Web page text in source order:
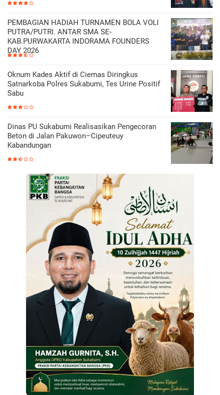
PEMBAGIAN HADIAH TURNAMEN BOLA VOLI
PUTRA/PUTRI. ANTAR SMA SE-
KAB.PURWAKARTA INDORAMA FOUNDERS
DAY 2026
Oknum Kades Aktif di Ciemas Diringkus
Satnarkoba Polres Sukabumi, Tes Urine Positif
Sabu
Dinas PU Sukabumi Realisasikan Pengecoran
Beton di Jalan Pakuwon–Cipeuteuy
Kabandungan